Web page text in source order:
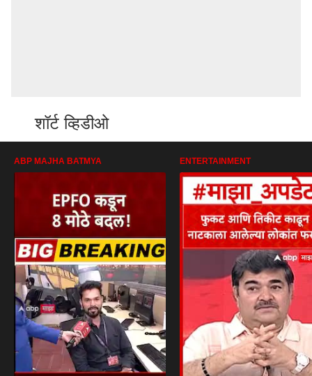
शॉर्ट व्हिडीओ
ABP MAJHA BATMYA ENTERTAINMENT